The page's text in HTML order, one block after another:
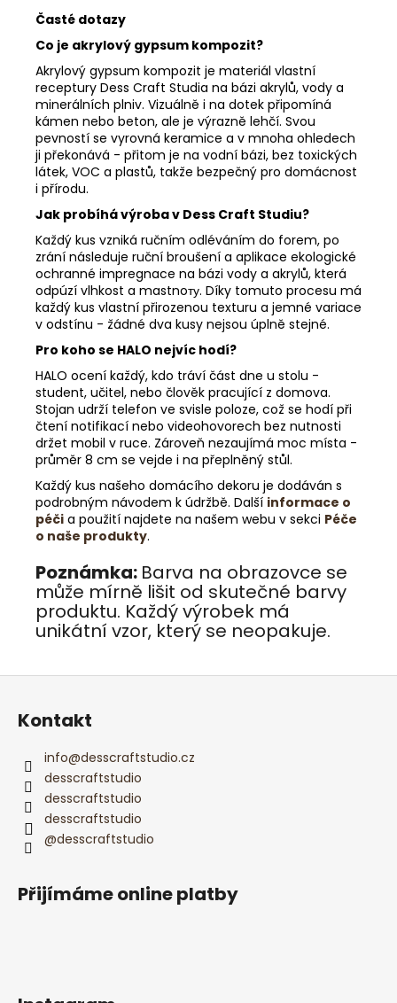
Časté dotazy
Co je akrylový gypsum kompozit?
Akrylový gypsum kompozit je materiál vlastní
receptury Dess Craft Studia na bázi akrylů, vody a
minerálních plniv. Vizuálně i na dotek připomíná
kámen nebo beton, ale je výrazně lehčí. Svou
pevností se vyrovná keramice a v mnoha ohledech
ji překonává - přitom je na vodní bázi, bez toxických
látek, VOC a plastů, takže bezpečný pro domácnost
i přírodu.
Jak probíhá výroba v Dess Craft Studiu?
Každý kus vzniká ručním odléváním do forem, po
zrání následuje ruční broušení a aplikace ekologické
ochranné impregnace na bázi vody a akrylů, která
odpúzí vlhkost a mastnoту. Díky tomuto procesu má
každý kus vlastní přirozenou texturu a jemné variace
v odstínu - žádné dva kusy nejsou úplně stejné.
Pro koho se HALO nejvíc hodí?
HALO ocení každý, kdo tráví část dne u stolu -
student, učitel, nebo člověk pracující z domova.
Stojan udrží telefon ve svisle poloze, což se hodí při
čtení notifikací nebo videohovorech bez nutnosti
držet mobil v ruce. Zároveň nezaujímá moc místa -
průměr 8 cm se vejde i na přeplněný stůl.
Každý kus našeho domácího dekoru je dodáván s
podrobným návodem k údržbě. Další informace o
péči a použití najdete na našem webu v sekci Péče
o naše produkty.
Poznámka: Barva na obrazovce se
může mírně lišit od skutečné barvy
produktu. Každý výrobek má
unikátní vzor, který se neopakuje.
Z
Kontakt
info@desscraftstudio.cz
desscraftstudio
desscraftstudio
desscraftstudio
@desscraftstudio
Přijímáme online platby